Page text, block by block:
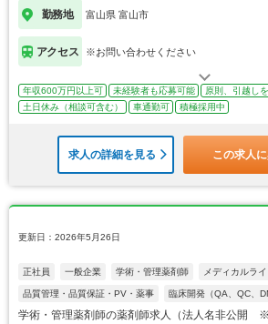
勤務地 富山県 富山市
アクセス ※お問い合わせください
年収600万円以上可 未経験者も応募可能
原則、引越し
土日休み（相談可含む）
車通勤可 積極採用中
求人の詳細を見る この求人
更新日：2026年5月26日
正社員 一般企業 学術・管理薬剤師 メディカルラ
品質管理・品質保証・PV・薬事 臨床開発（QA、QC、
学術・管理薬剤師の薬剤師求人（法人名非公開